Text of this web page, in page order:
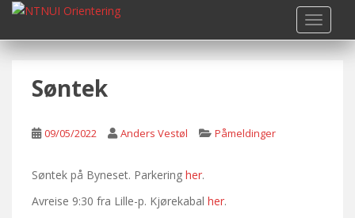
i
Søntek
09/05/2022 Anders Vestøl Påmeldinger
Søntek på Byneset. Parkering her.
Avreise 9:30 fra Lille-p. Kjørekabal her.